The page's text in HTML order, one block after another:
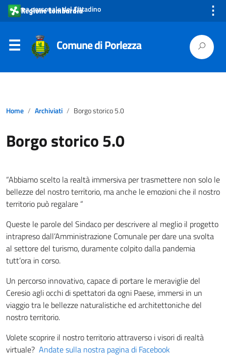
Area personale del Cittadino ⋮
Comune di Porlezza
Home Archiviati Borgo storico 5.0
Borgo storico 5.0
“Abbiamo scelto la realtà immersiva per trasmettere non solo le
bellezze del nostro territorio, ma anche le emozioni che il nostro
territorio può regalare “
Queste le parole del Sindaco per descrivere al meglio il progetto
intrapreso dall’Amministrazione Comunale per dare una svolta
al settore del turismo, duramente colpito dalla pandemia
tutt’ora in corso.
Un percorso innovativo, capace di portare le meraviglie del
Ceresio agli occhi di spettatori da ogni Paese, immersi in un
viaggio tra le bellezze naturalistiche ed architettoniche del
nostro territorio.
Volete scoprire il nostro territorio attraverso i visori di realtà
virtuale? Andate sulla nostra pagina di Facebook